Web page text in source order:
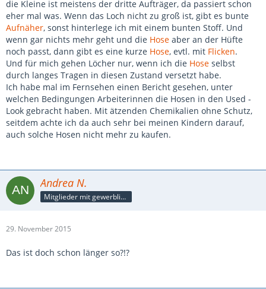
die Kleine ist meistens der dritte Aufträger, da passiert schon
eher mal was. Wenn das Loch nicht zu groß ist, gibt es bunte
Aufnäher, sonst hinterlege ich mit einem bunten Stoff. Und
wenn gar nichts mehr geht und die Hose aber an der Hüfte
noch passt, dann gibt es eine kurze Hose, evtl. mit Flicken.
Und für mich gehen Löcher nur, wenn ich die Hose selbst
durch langes Tragen in diesen Zustand versetzt habe.
Ich habe mal im Fernsehen einen Bericht gesehen, unter
welchen Bedingungen Arbeiterinnen die Hosen in den Used -
Look gebracht haben. Mit ätzenden Chemikalien ohne Schutz,
seitdem achte ich da auch sehr bei meinen Kindern darauf,
auch solche Hosen nicht mehr zu kaufen.
Andrea N.
Mitglieder mit gewerblicher Verbindung, auch als Mitarbeiter/in
29. November 2015
Das ist doch schon länger so?!?